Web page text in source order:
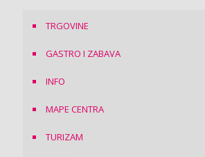
TRGOVINE
GASTRO I ZABAVA
INFO
MAPE CENTRA
TURIZAM